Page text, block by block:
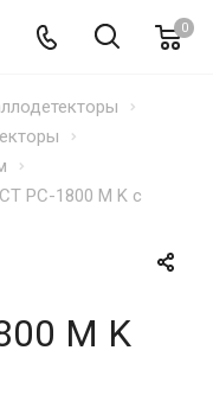
0
PC-1800 M K с
M K